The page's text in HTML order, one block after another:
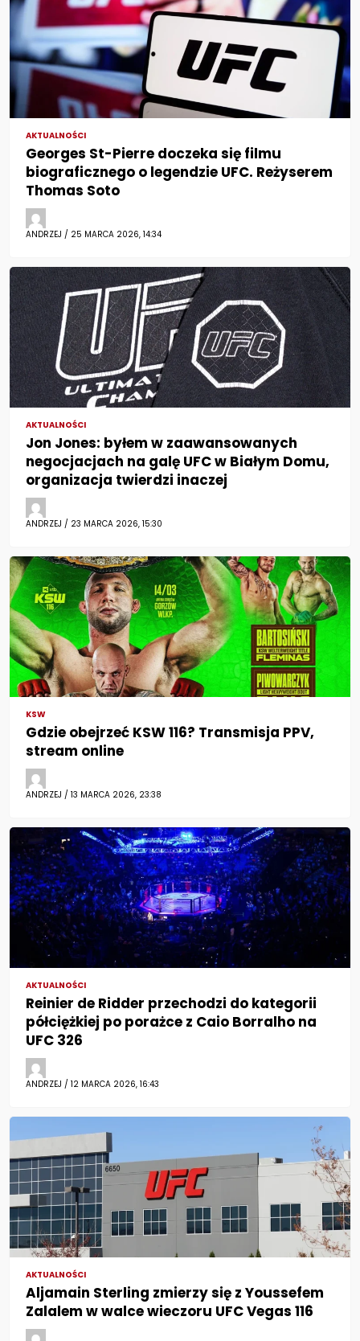
AKTUALNOŚCI
Georges St-Pierre doczeka się filmu
biograficznego o legendzie UFC. Reżyserem
Thomas Soto
ANDRZEJ / 25 MARCA 2026, 14:34
AKTUALNOŚCI
Jon Jones: byłem w zaawansowanych
negocjacjach na galę UFC w Białym Domu,
organizacja twierdzi inaczej
ANDRZEJ / 23 MARCA 2026, 15:30
KSW
Gdzie obejrzeć KSW 116? Transmisja PPV,
stream online
ANDRZEJ / 13 MARCA 2026, 23:38
AKTUALNOŚCI
Reinier de Ridder przechodzi do kategorii
półciężkiej po porażce z Caio Borralho na
UFC 326
ANDRZEJ / 12 MARCA 2026, 16:43
AKTUALNOŚCI
Aljamain Sterling zmierzy się z Youssefem
Zalalem w walce wieczoru UFC Vegas 116